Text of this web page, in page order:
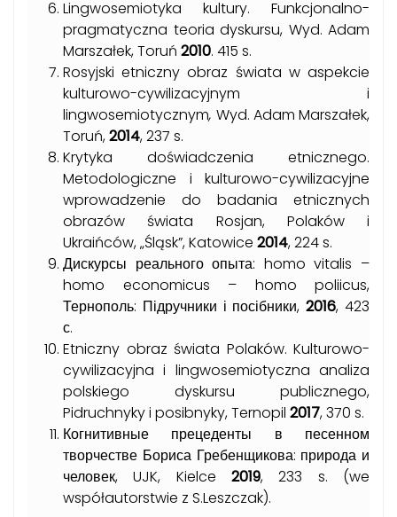
Lingwosemiotyka kultury. Funkcjonalno-
pragmatyczna teoria dyskursu, Wyd. Adam
Marszałek, Toruń 2010. 415 s.
Rosyjski etniczny obraz świata w aspekcie
kulturowo-cywilizacyjnym i
lingwosemiotycznym, Wyd. Adam Marszałek,
Toruń,2014, 237 s.
Krytyka doświadczenia etnicznego.
Metodologiczne i kulturowo-cywilizacyjne
wprowadzenie do badania etnicznych
obrazów świata Rosjan, Polaków i
Ukraińców, „Śląsk”, Katowice 2014, 224 s.
Дискурсы реального опыта: homo vitalis –
homo economicus – homo poliicus,
Тернополь: Підручники і посібники,2016, 423
с.
Etniczny obraz świata Polaków. Kulturowo-
cywilizacyjna i lingwosemiotyczna analiza
polskiego dyskursu publicznego,
Pidruchnyky i posibnyky, Ternopil 2017, 370 s.
Когнитивные прецеденты в песенном
творчестве Бориса Гребенщикова: природа и
человек, UJK, Kielce 2019, 233 s. (we
współautorstwie z S.Leszczak).